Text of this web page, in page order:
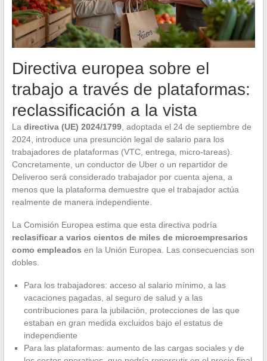
Directiva europea sobre el
trabajo a través de plataformas:
reclassificación a la vista
La directiva (UE) 2024/1799, adoptada el 24 de septiembre de
2024, introduce una presunción legal de salario para los
trabajadores de plataformas (VTC, entrega, micro-tareas).
Concretamente, un conductor de Uber o un repartidor de
Deliveroo será considerado trabajador por cuenta ajena, a
menos que la plataforma demuestre que el trabajador actúa
realmente de manera independiente.
La Comisión Europea estima que esta directiva podría
reclasificar a varios cientos de miles de microempresarios
como empleados en la Unión Europea. Las consecuencias son
dobles.
Para los trabajadores: acceso al salario mínimo, a las
vacaciones pagadas, al seguro de salud y a las
contribuciones para la jubilación, protecciones de las que
estaban en gran medida excluidos bajo el estatus de
independiente
Para las plataformas: aumento de las cargas sociales y de